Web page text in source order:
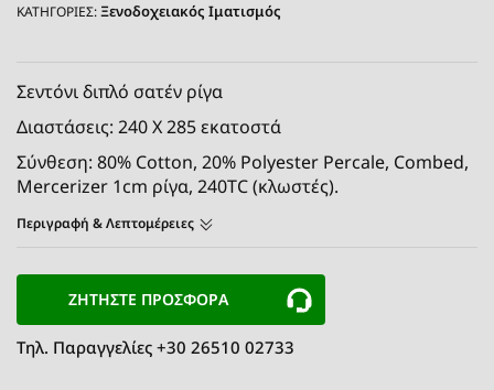
ΚΑΤΗΓΟΡΙΕΣ:Ξενοδοχειακός Ιματισμός
Σεντόνι διπλό σατέν ρίγα
Διαστάσεις: 240 Χ 285 εκατοστά
Σύνθεση: 80% Cotton, 20% Polyester Percale, Combed,
Mercerizer 1cm ρίγα, 240TC (κλωστές).
Περιγραφή & Λεπτομέρειες
ΖΗΤΗΣΤΕ ΠΡΟΣΦΟΡΑ
Τηλ. Παραγγελίες +30 26510 02733